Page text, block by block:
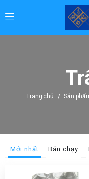
Trang chủ / Sản
Mới nhất Bán chạy